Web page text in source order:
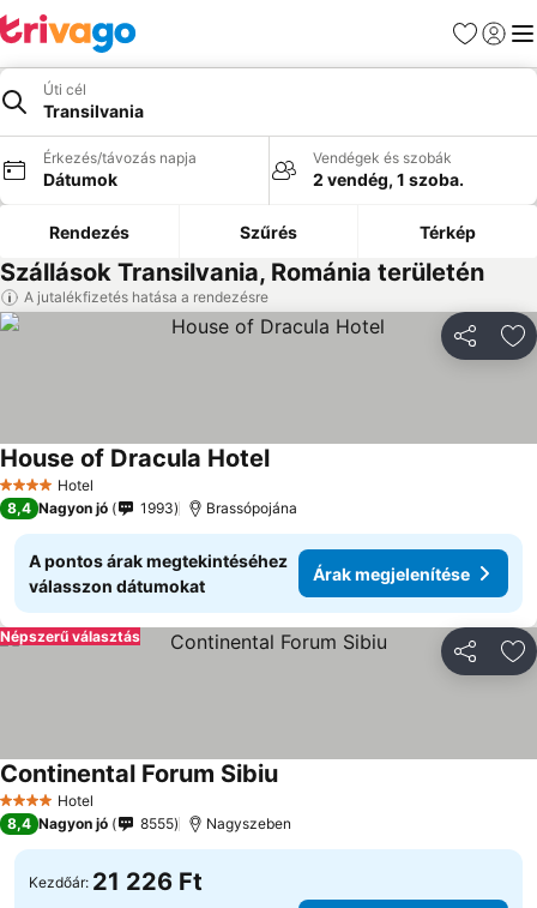
Kedvencek
Úti cél
Transilvania
Érkezés/távozás napja
Dátumok
Vendégek és szobák
2 vendég, 1 szoba.
Rendezés Szűrés Térkép
Szállások Transilvania, Románia területén
A jutalékfizetés hatása a rendezésre
4 KategóriaHotel
House of Dracula Hotel
8,4 Nagyon jó 1993 Brassópojána
A pontos árak megtekintéséhez
válasszon dátumokat
Árak megjelenítése
Népszerű választás
4 KategóriaHotel
Continental Forum Sibiu
8,4 Nagyon jó 8555 Nagyszeben
Kezdőár: 21 226 Ft